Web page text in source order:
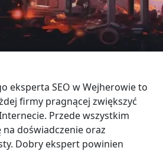
eksperta SEO w Wejherowie to
firmy pragnącej zwiększyć
Przede wszystkim
doświadczenie oraz
Dobry ekspert powinien